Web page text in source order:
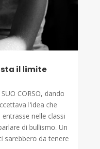
sta il limite
CORSO, dando
l'idea che
nelle classi
di bullismo. Un
sarebbero da tenere